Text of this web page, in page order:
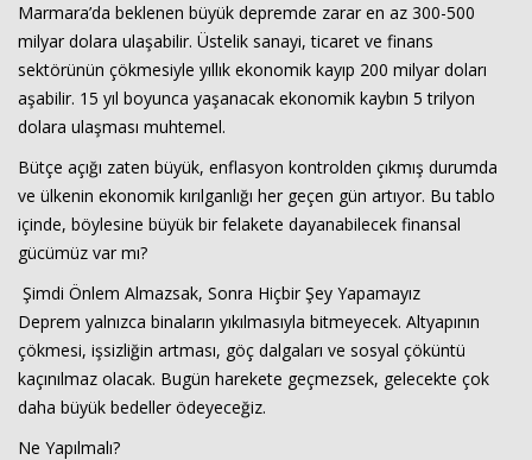
Marmara’da beklenen büyük depremde zarar en az 300-500
milyar dolara ulaşabilir. Üstelik sanayi, ticaret ve finans
sektörünün çökmesiyle yıllık ekonomik kayıp 200 milyar doları
aşabilir. 15 yıl boyunca yaşanacak ekonomik kaybın 5 trilyon
dolara ulaşması muhtemel.
Bütçe açığı zaten büyük, enflasyon kontrolden çıkmış durumda
ve ülkenin ekonomik kırılganlığı her geçen gün artıyor. Bu tablo
içinde, böylesine büyük bir felakete dayanabilecek finansal
gücümüz var mı?
Şimdi Önlem Almazsak, Sonra Hiçbir Şey Yapamayız
Deprem yalnızca binaların yıkılmasıyla bitmeyecek. Altyapının
çökmesi, işsizliğin artması, göç dalgaları ve sosyal çöküntü
kaçınılmaz olacak. Bugün harekete geçmezsek, gelecekte çok
daha büyük bedeller ödeyeceğiz.
Ne Yapılmalı?